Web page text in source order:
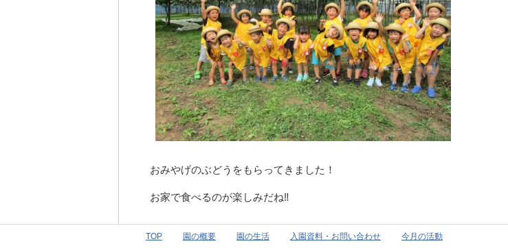
おみやげのぶどうをもらってきました！
お家で食べるのが楽しみだね‼
TOP 園の概要 園の生活 入園資料・お問い合わせ 今月の活動